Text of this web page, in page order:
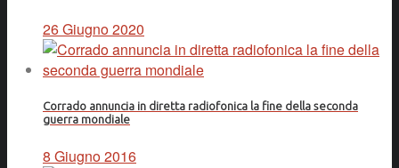
26 Giugno 2020
Corrado annuncia in diretta radiofonica la fine della seconda
guerra mondiale
8 Giugno 2016